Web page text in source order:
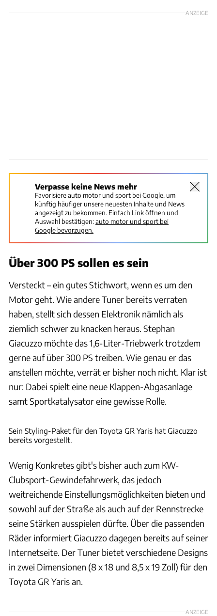
ANZEIGE
Verpasse keine News mehr
Favorisiere auto motor und sport bei Google, um
künftig häufiger unsere neuesten Inhalte und News
angezeigt zu bekommen. Einfach Link öffnen und
Auswahl bestätigen:auto motor und sport bei
Google bevorzugen.
Über 300 PS sollen es sein
Versteckt – ein gutes Stichwort, wenn es um den
Motor geht. Wie andere Tuner bereits verraten
haben, stellt sich dessen Elektronik nämlich als
ziemlich schwer zu knacken heraus. Stephan
Giacuzzo möchte das 1,6-Liter-Triebwerk trotzdem
gerne auf über 300 PS treiben. Wie genau er das
anstellen möchte, verrät er bisher noch nicht. Klar ist
nur: Dabei spielt eine neue Klappen-Abgasanlage
samt Sportkatalysator eine gewisse Rolle.
Sein Styling-Paket für den Toyota GR Yaris hat Giacuzzo
bereits vorgestellt.
Wenig Konkretes gibt's bisher auch zum KW-
Clubsport-Gewindefahrwerk, das jedoch
weitreichende Einstellungsmöglichkeiten bieten und
sowohl auf der Straße als auch auf der Rennstrecke
seine Stärken ausspielen dürfte. Über die passenden
Räder informiert Giacuzzo dagegen bereits auf seiner
Internetseite. Der Tuner bietet verschiedene Designs
in zwei Dimensionen (8 x 18 und 8,5 x 19 Zoll) für den
Toyota GR Yaris an.
ANZEIGE